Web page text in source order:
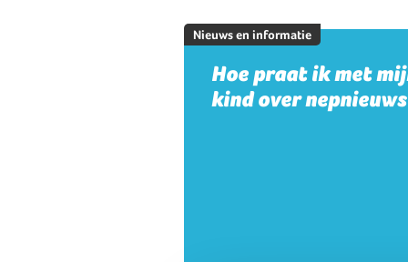
Nieuws en informatie
Hoe praat ik met
kind over